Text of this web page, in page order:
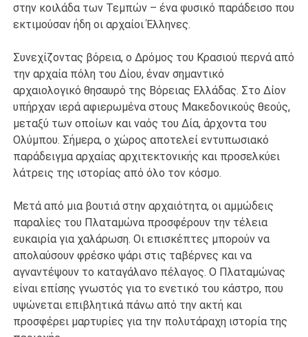
στην κοιλάδα των Τεμπών – ένα φυσικό παράδεισο που
εκτιμούσαν ήδη οι αρχαίοι Έλληνες.
Συνεχίζοντας βόρεια, ο Δρόμος του Κρασιού περνά από
την αρχαία πόλη του Δίου, έναν σημαντικό
αρχαιολογικό θησαυρό της Βόρειας Ελλάδας. Στο Δίον
υπήρχαν ιερά αφιερωμένα στους Μακεδονικούς θεούς,
μεταξύ των οποίων και ναός του Δία, άρχοντα του
Ολύμπου. Σήμερα, ο χώρος αποτελεί εντυπωσιακό
παράδειγμα αρχαίας αρχιτεκτονικής και προσελκύει
λάτρεις της ιστορίας από όλο τον κόσμο.
Μετά από μια βουτιά στην αρχαιότητα, οι αμμώδεις
παραλίες του Πλαταμώνα προσφέρουν την τέλεια
ευκαιρία για χαλάρωση. Οι επισκέπτες μπορούν να
απολαύσουν φρέσκο ψάρι στις ταβέρνες και να
αγναντέψουν το καταγάλανο πέλαγος. Ο Πλαταμώνας
είναι επίσης γνωστός για το ενετικό του κάστρο, που
υψώνεται επιβλητικά πάνω από την ακτή και
προσφέρει μαρτυρίες για την πολυτάραχη ιστορία της